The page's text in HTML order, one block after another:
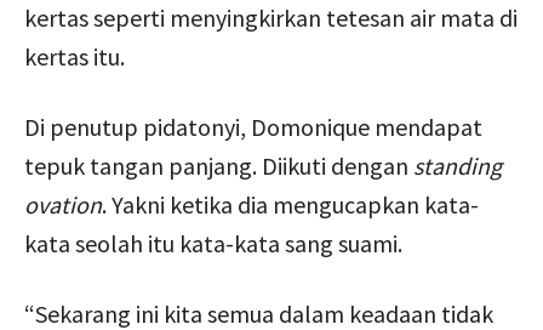
kertas seperti menyingkirkan tetesan air mata di
kertas itu.
Di penutup pidatonyi, Domonique mendapat
tepuk tangan panjang. Diikuti dengan standing
ovation. Yakni ketika dia mengucapkan kata-
kata seolah itu kata-kata sang suami.
“Sekarang ini kita semua dalam keadaan tidak